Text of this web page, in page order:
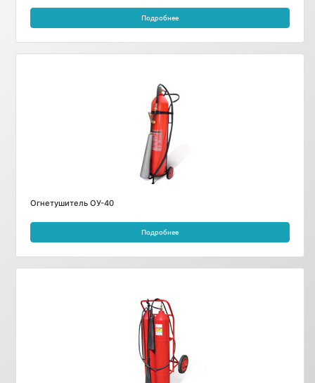
Подробнее
Огнетушитель ОУ-40
Подробнее